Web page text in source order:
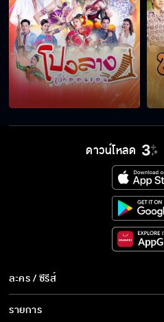
ดาวน์โหลด
ละคร / ซีรีส์
ละคร/ซีรีส์
รายการ